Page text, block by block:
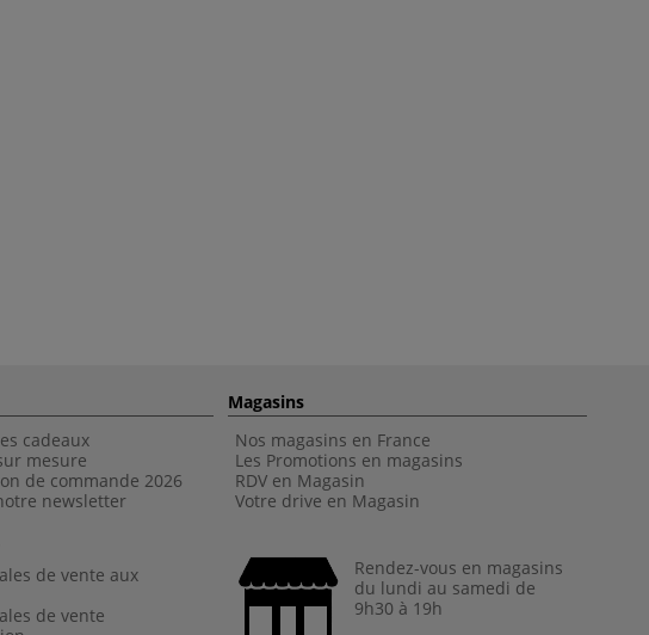
cadeaux
mesure
de commande 2026
newsletter
de vente aux
de vente
Magasins
Nos magasins en France
Les Promotions en magasins
RDV en Magasin
Votre drive en Magasin
Rendez-vous en magasins
du lundi au samedi de
9h30 à 19h